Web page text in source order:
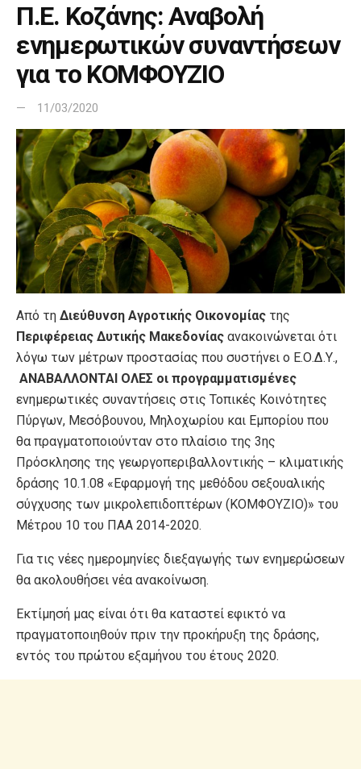
Π.Ε. Κοζάνης: Αναβολή
ενημερωτικών συναντήσεων
για το ΚΟΜΦΟΥΖΙΟ
11/03/2020
Από τη Διεύθυνση Αγροτικής Οικονομίας της
Περιφέρειας Δυτικής Μακεδονίας ανακοινώνεται ότι
λόγω των μέτρων προστασίας που συστήνει ο Ε.Ο.Δ.Υ.,
ΑΝΑΒΑΛΛΟΝΤΑΙ ΟΛΕΣ οι προγραμματισμένες
ενημερωτικές συναντήσεις στις Τοπικές Κοινότητες
Πύργων, Μεσόβουνου, Μηλοχωρίου και Εμπορίου που
θα πραγματοποιούνταν στο πλαίσιο της 3ης
Πρόσκλησης της γεωργοπεριβαλλοντικής – κλιματικής
δράσης 10.1.08 «Εφαρμογή της μεθόδου σεξουαλικής
σύγχυσης των μικρολεπιδοπτέρων (ΚΟΜΦΟΥΖΙΟ)» του
Μέτρου 10 του ΠΑΑ 2014-2020.
Για τις νέες ημερομηνίες διεξαγωγής των ενημερώσεων
θα ακολουθήσει νέα ανακοίνωση.
Εκτίμησή μας είναι ότι θα καταστεί εφικτό να
πραγματοποιηθούν πριν την προκήρυξη της δράσης,
εντός του πρώτου εξαμήνου του έτους 2020.